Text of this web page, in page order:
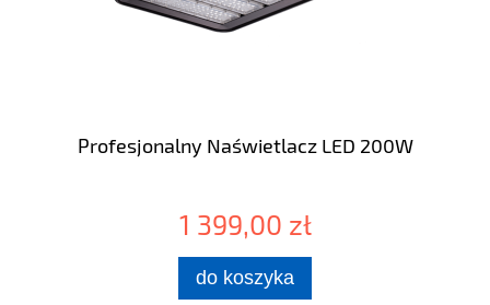
Profesjonalny Naświetlacz LED 200W
1 399,00 zł
do koszyka